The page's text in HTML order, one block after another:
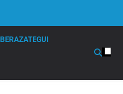
BERAZATEGUI